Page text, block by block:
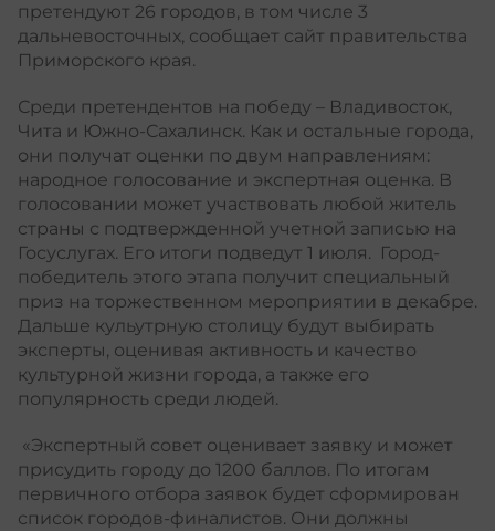
претендуют 26 городов, в том числе 3
дальневосточных, сообщает сайт правительства
Приморского края.
Среди претендентов на победу – Владивосток,
Чита и Южно-Сахалинск. Как и остальные города,
они получат оценки по двум направлениям:
народное голосование и экспертная оценка. В
голосовании может участвовать любой житель
страны с подтвержденной учетной записью на
Госуслугах. Его итоги подведут 1 июля. Город-
победитель этого этапа получит специальный
приз на торжественном мероприятии в декабре.
Дальше кульутрную столицу будут выбирать
эксперты, оценивая активность и качество
культурной жизни города, а также его
популярность среди людей.
«Экспертный совет оценивает заявку и может
присудить городу до 1200 баллов. По итогам
первичного отбора заявок будет сформирован
список городов-финалистов. Они должны